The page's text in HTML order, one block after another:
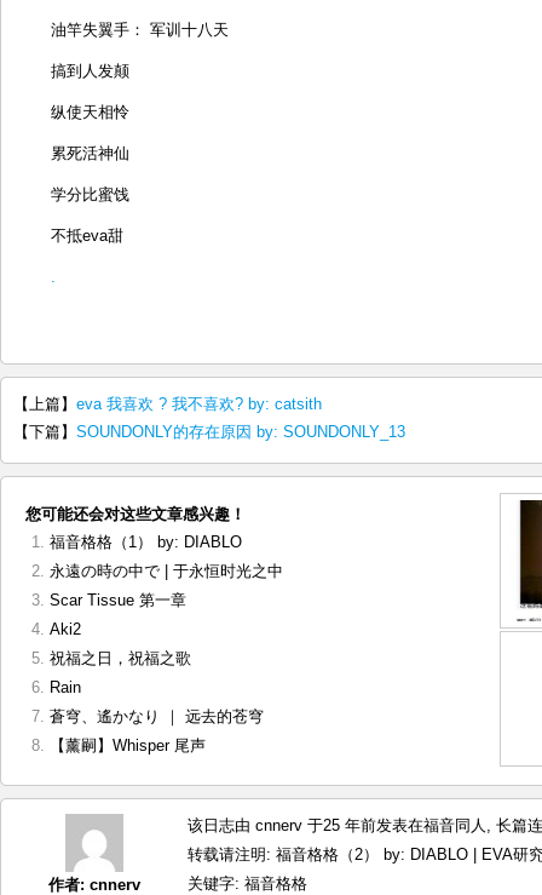
油竿失翼手： 军训十八天
搞到人发颠
纵使天相怜
累死活神仙
学分比蜜饯
不抵eva甜
.
【上篇】 eva 我喜欢 ? 我不喜欢? by: catsith
【下篇】 SOUNDONLY的存在原因 by: SOUNDONLY_13
您可能还会对这些文章感兴趣！
福音格格（1） by: DIABLO
永遠の時の中で | 于永恒时光之中
Scar Tissue 第一章
Aki2
祝福之日，祝福之歌
Rain
蒼穹、遙かなり ｜ 远去的苍穹
【薰嗣】Whisper 尾声
作者: cnnerv
该日志由 cnnerv 于25 年前发表在福音同人 , 长篇
转载请注明: 福音格格（2） by: DIABLO | EVA研
关键字: 福音格格